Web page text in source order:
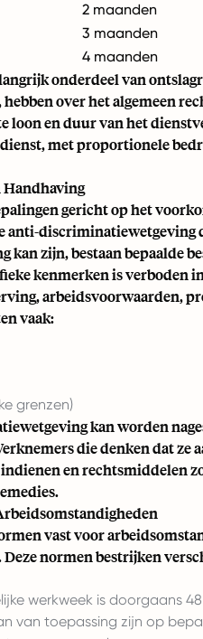
2 maanden
3 maanden
4 maanden
onderdeel van
over het algemeen
loon en duur van het
met proportionele
gericht op het
anti-discriminatiewetgeving
zijn, bestaan bepaalde
kenmerken is verboden
arbeidsvoorwaarden,
vaak:
grenzen)
kan worden
die denken dat ze
en rechtsmiddelen
vast voor
normen bestrijken
werkweek is doorgaans
van toepassing zijn op